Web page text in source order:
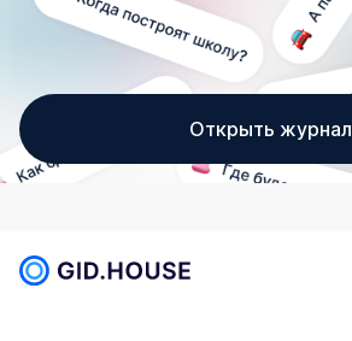
Открыть журнал